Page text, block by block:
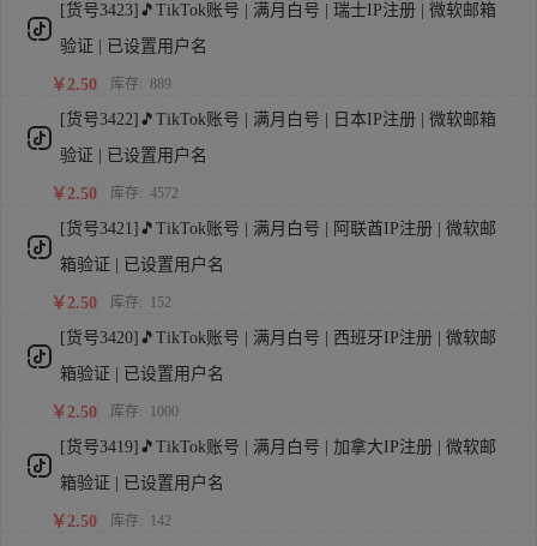
[货号3423]🎵TikTok账号 | 满月白号 | 瑞士IP注册 | 微软邮箱
验证 | 已设置用户名
￥2.50 库存: 889
[货号3422]🎵TikTok账号 | 满月白号 | 日本IP注册 | 微软邮箱
验证 | 已设置用户名
￥2.50 库存: 4572
[货号3421]🎵TikTok账号 | 满月白号 | 阿联酋IP注册 | 微软邮
箱验证 | 已设置用户名
￥2.50 库存: 152
[货号3420]🎵TikTok账号 | 满月白号 | 西班牙IP注册 | 微软邮
箱验证 | 已设置用户名
￥2.50 库存: 1000
[货号3419]🎵TikTok账号 | 满月白号 | 加拿大IP注册 | 微软邮
箱验证 | 已设置用户名
￥2.50 库存: 142